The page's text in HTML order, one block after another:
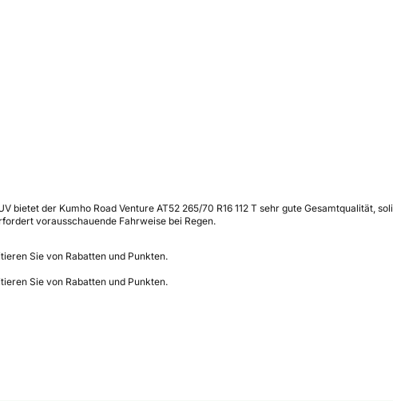
bietet der Kumho Road Venture AT52 265/70 R16 112 T sehr gute
vorausschauende Fahrweise bei Regen.
Sie von Rabatten und Punkten.
Sie von Rabatten und Punkten.